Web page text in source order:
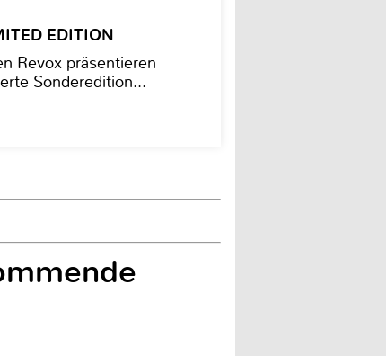
EDITION
Revox präsentieren
Sonderedition...